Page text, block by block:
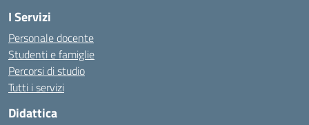
I Servizi
Personale docente
Studenti e famiglie
Percorsi di studio
Tutti i servizi
Didattica